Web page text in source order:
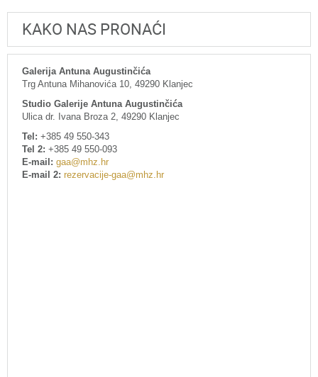
KAKO NAS PRONAĆI
Galerija Antuna Augustinčića
Trg Antuna Mihanovića 10, 49290 Klanjec
Studio Galerije Antuna Augustinčića
Ulica dr. Ivana Broza 2, 49290 Klanjec
Tel: +385 49 550-343
Tel 2: +385 49 550-093
E-mail: gaa@mhz.hr
E-mail 2: rezervacije-gaa@mhz.hr